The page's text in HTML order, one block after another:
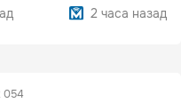
2 часа назад
054